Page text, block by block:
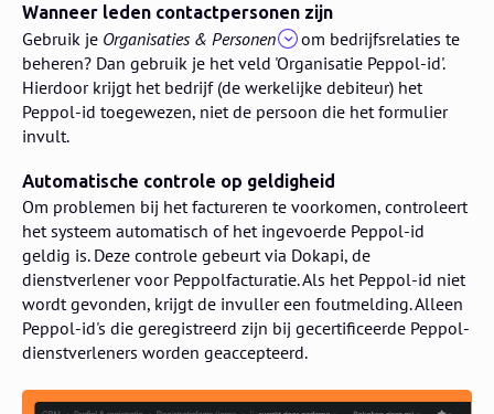
Wanneer leden contactpersonen zijn
Gebruik je Organisaties & Personen
om bedrijfsrelaties te
beheren? Dan gebruik je het veld 'Organisatie Peppol-id'.
Hierdoor krijgt het bedrijf (de werkelijke debiteur) het
Peppol-id toegewezen, niet de persoon die het formulier
invult.
Automatische controle op geldigheid
Om problemen bij het factureren te voorkomen, controleert
het systeem automatisch of het ingevoerde Peppol-id
geldig is. Deze controle gebeurt via Dokapi, de
dienstverlener voor Peppolfacturatie. Als het Peppol-id niet
wordt gevonden, krijgt de invuller een foutmelding. Alleen
Peppol-id's die geregistreerd zijn bij gecertificeerde Peppol-
dienstverleners worden geaccepteerd.